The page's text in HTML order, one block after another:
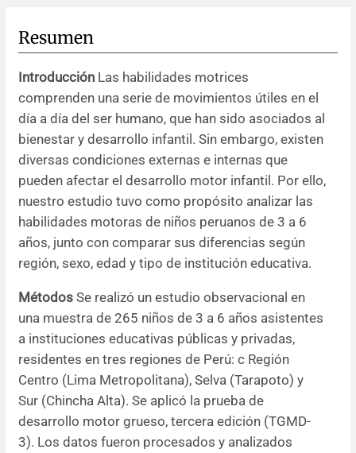
Patrocinadores y financiamiento
Editores
Resúmenes de congresos
Noticias
Resumen
Introducción Las habilidades motrices
comprenden una serie de movimientos útiles en el
día a día del ser humano, que han sido asociados al
bienestar y desarrollo infantil. Sin embargo, existen
diversas condiciones externas e internas que
pueden afectar el desarrollo motor infantil. Por ello,
nuestro estudio tuvo como propósito analizar las
habilidades motoras de niños peruanos de 3 a 6
años, junto con comparar sus diferencias según
región, sexo, edad y tipo de institución educativa.
Métodos Se realizó un estudio observacional en
una muestra de 265 niños de 3 a 6 años asistentes
a instituciones educativas públicas y privadas,
residentes en tres regiones de Perú: c Región
Centro (Lima Metropolitana), Selva (Tarapoto) y
Sur (Chincha Alta). Se aplicó la prueba de
desarrollo motor grueso, tercera edición (TGMD-
3). Los datos fueron procesados y analizados